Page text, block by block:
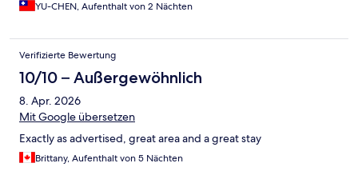
YU-CHEN, Aufenthalt von 2 Nächten
Verifizierte Bewertung
10/10 – Außergewöhnlich
8. Apr. 2026
Mit Google übersetzen
Exactly as advertised, great area and a great stay
Brittany, Aufenthalt von 5 Nächten